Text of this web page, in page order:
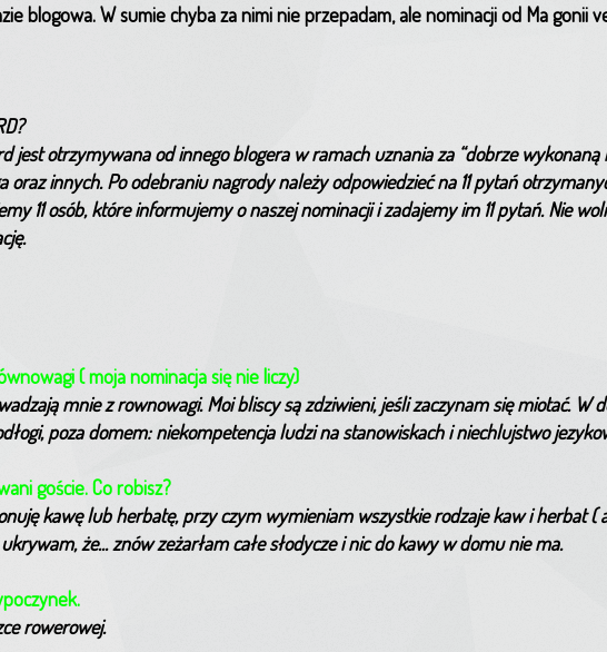
blogowa. W sumie chyba za nimi nie przepadam, ale nominacji od Ma gonii
jest otrzymywana od innego blogera w ramach uznania za “dobrze wykonaną
oraz innych. Po odebraniu nagrody należy odpowiedzieć na 11 pytań
11 osób, które informujemy o naszej nominacji i zadajemy im 11 pytań. Nie
( moja nominacja się nie liczy)
mnie z rownowagi. Moi bliscy są zdziwieni, jeśli zaczynam się miotać. W
poza domem: niekompetencja ludzi na stanowiskach i niechlujstwo
goście. Co robisz?
kawę lub herbatę, przy czym wymieniam wszystkie rodzaje kaw i herbat (
że... znów zeżarłam całe słodycze i nic do kawy w domu nie ma.
rowerowej.